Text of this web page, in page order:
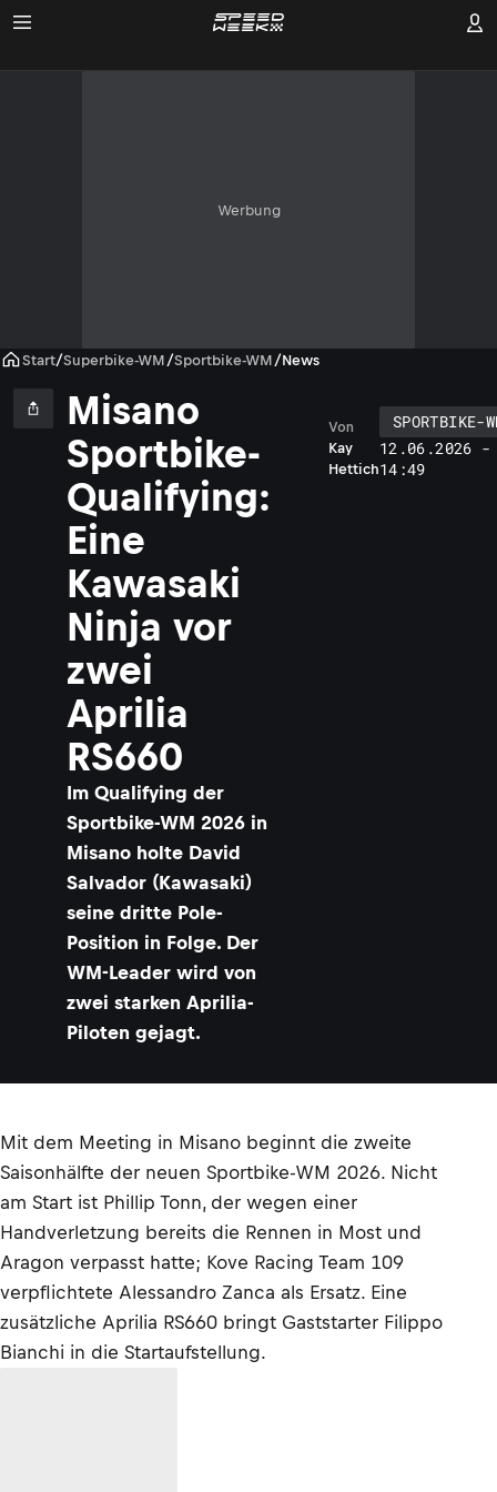
Werbung
Start/Superbike-WM /Sportbike-WM /News
Misano
Sportbike-
Qualifying:
Eine
Kawasaki
Ninja vor
zwei
Aprilia
RS660
Im Qualifying der
Sportbike-WM 2026 in
Misano holte David
Salvador (Kawasaki)
seine dritte Pole-
Position in Folge. Der
WM-Leader wird von
zwei starken Aprilia-
Piloten gejagt.
Kay
Hettich
Von
SPORTBIKE-
12.06.2026 -
14:49
Mit dem Meeting in Misano beginnt die zweite
Saisonhälfte der neuen Sportbike-WM 2026. Nicht
am Start ist Phillip Tonn, der wegen einer
Handverletzung bereits die Rennen in Most und
Aragon verpasst hatte; Kove Racing Team 109
verpflichtete Alessandro Zanca als Ersatz. Eine
zusätzliche Aprilia RS660 bringt Gaststarter Filippo
Bianchi in die Startaufstellung.